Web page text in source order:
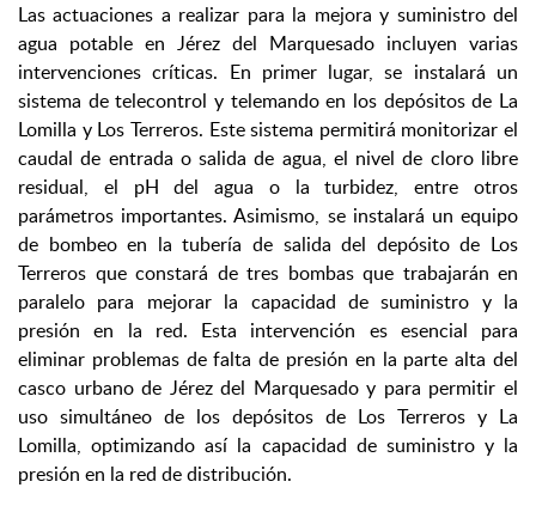
Las actuaciones a realizar para la mejora y suministro del
agua potable en Jérez del Marquesado incluyen varias
intervenciones críticas. En primer lugar, se instalará un
sistema de telecontrol y telemando en los depósitos de La
Lomilla y Los Terreros. Este sistema permitirá monitorizar el
caudal de entrada o salida de agua, el nivel de cloro libre
residual, el pH del agua o la turbidez, entre otros
parámetros importantes. Asimismo, se instalará un equipo
de bombeo en la tubería de salida del depósito de Los
Terreros que constará de tres bombas que trabajarán en
paralelo para mejorar la capacidad de suministro y la
presión en la red. Esta intervención es esencial para
eliminar problemas de falta de presión en la parte alta del
casco urbano de Jérez del Marquesado y para permitir el
uso simultáneo de los depósitos de Los Terreros y La
Lomilla, optimizando así la capacidad de suministro y la
presión en la red de distribución.